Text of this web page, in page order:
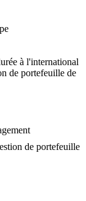
à l'international
de portefeuille de
de portefeuille